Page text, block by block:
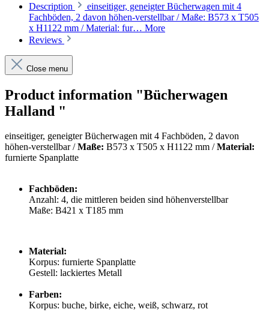
Description
einseitiger, geneigter Bücherwagen mit 4
Fachböden, 2 davon höhen-verstellbar / Maße: B573 x T505
x H1122 mm / Material: fur… More
Reviews
Close menu
Product information "Bücherwagen
Halland "
einseitiger, geneigter Bücherwagen mit 4 Fachböden, 2 davon
höhen-verstellbar /Maße: B573 x T505 x H1122 mm /Material:
furnierte Spanplatte
Fachböden:
Anzahl: 4, die mittleren beiden sind höhenverstellbar
Maße: B421 x T185 mm
Material:
Korpus: furnierte Spanplatte
Gestell: lackiertes Metall
Farben:
Korpus: buche, birke, eiche, weiß, schwarz, rot